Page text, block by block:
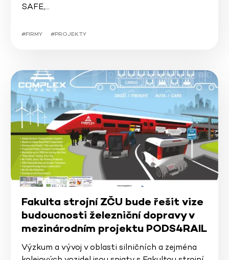
SAFE,…
#FIRMY #PROJEKTY
Fakulta strojní ZČU bude řešit vize
budoucnosti železniční dopravy v
mezinárodním projektu PODS4RAIL
Výzkum a vývoj v oblasti silničních a zejména